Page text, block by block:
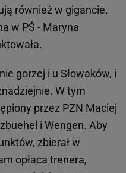
również w gigancie.
w PŚ - Maryna
gorzej i u Słowaków, i
W tym
przez PZN Maciej
i Wengen. Aby
zbierał w
opłaca trenera,